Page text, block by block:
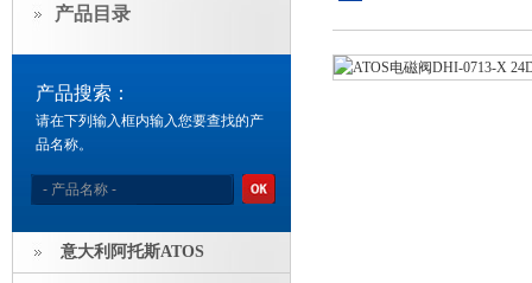
产品目录
产品搜索：
请在下列输入框内输入您要查找的产
品名称。
意大利阿托斯ATOS